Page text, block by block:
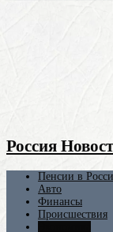
Россия
Пенсии в
Авто
Финансы
Происшествия